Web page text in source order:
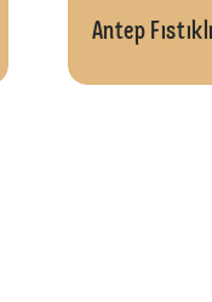
Antep